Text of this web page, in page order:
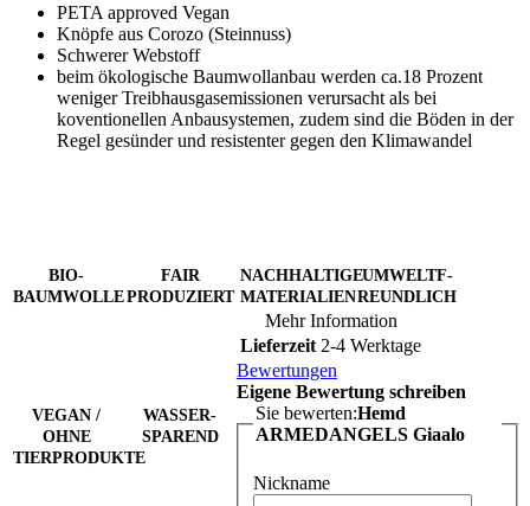
PETA approved Vegan
Knöpfe aus Corozo (Steinnuss)
Schwerer Webstoff
beim ökologische Baumwollanbau werden ca.18 Prozent
weniger Treibhausgasemissionen verursacht als bei
koventionellen Anbausystemen, zudem sind die Böden in der
Regel gesünder und resistenter gegen den Klimawandel
BIO-
BAUMWOLLE
FAIR
PRODUZIERT
NACHHALTIGE
MATERIALIEN
UMWELTF-
REUNDLICH
VEGAN /
OHNE
TIERPRODUKTE
WASSER-
SPAREND
Mehr Information
Lieferzeit 2-4 Werktage
Bewertungen
Eigene Bewertung schreiben
Sie bewerten:Hemd
ARMEDANGELS Giaalo
Nickname